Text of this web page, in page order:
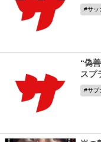
サッ
“偽
スプ
サブ